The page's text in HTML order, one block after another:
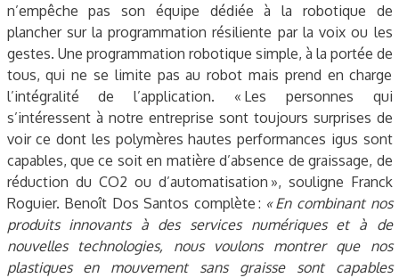
n’empêche pas son équipe dédiée à la robotique de
plancher sur la programmation résiliente par la voix ou les
gestes. Une programmation robotique simple, à la portée de
tous, qui ne se limite pas au robot mais prend en charge
l’intégralité de l’application. « Les personnes qui
s’intéressent à notre entreprise sont toujours surprises de
voir ce dont les polymères hautes performances igus sont
capables, que ce soit en matière d’absence de graissage, de
réduction du CO2 ou d’automatisation », souligne Franck
Roguier. Benoît Dos Santos complète : « En combinant nos
produits innovants à des services numériques et à de
nouvelles technologies, nous voulons montrer que nos
plastiques en mouvement sans graisse sont capables